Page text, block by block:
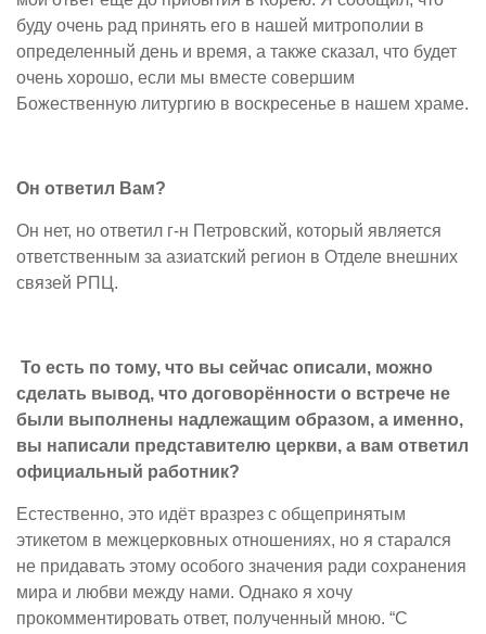
буду очень рад принять его в нашей митрополии в
определенный день и время, а также сказал, что будет
очень хорошо, если мы вместе совершим
Божественную литургию в воскресенье в нашем храме.
Он ответил Вам?
Он нет, но ответил г-н Петровский, который является
ответственным за азиатский регион в Отделе внешних
связей РПЦ.
То есть по тому, что вы сейчас описали, можно
сделать вывод, что договорённости о встрече не
были выполнены надлежащим образом, а именно,
вы написали представителю церкви, а вам ответил
официальный работник?
Естественно, это идёт вразрез с общепринятым
этикетом в межцерковных отношениях, но я старался
не придавать этому особого значения ради сохранения
мира и любви между нами. Однако я хочу
прокомментировать ответ, полученный мною. “С